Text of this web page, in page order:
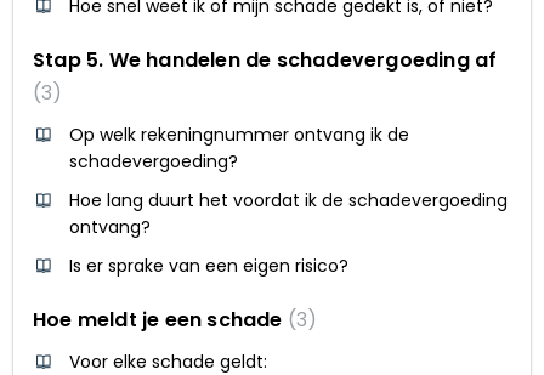
Hoe snel weet ik of mijn schade gedekt is, of niet?
Stap 5. We handelen de schadevergoeding af
3
Op welk rekeningnummer ontvang ik de
schadevergoeding?
Hoe lang duurt het voordat ik de schadevergoeding
ontvang?
Is er sprake van een eigen risico?
Hoe meldt je een schade 3
Voor elke schade geldt: